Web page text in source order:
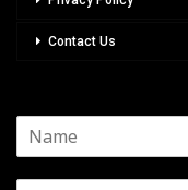
Contact Us